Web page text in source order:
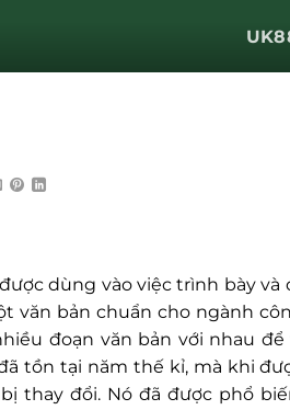
dùng vào việc trình bày và
văn bản chuẩn cho ngành
đoạn văn bản với nhau
tồn tại năm thế kỉ, mà khi
thay đổi. Nó đã được phổ